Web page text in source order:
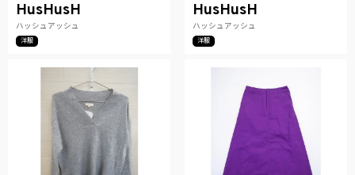
HusHusH
ハッシュアッシュ
洋服
HusHusH
ハッシュアッシュ
洋服